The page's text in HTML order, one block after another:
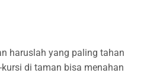
haruslah yang paling tahan
kursi di taman bisa menahan